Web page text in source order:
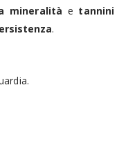
mineralità e tannini
.